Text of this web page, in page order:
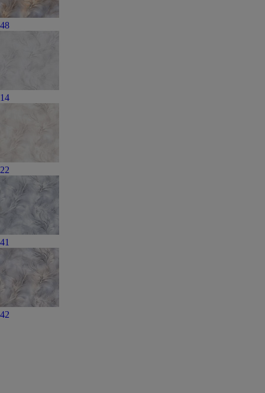
48
14
22
41
42